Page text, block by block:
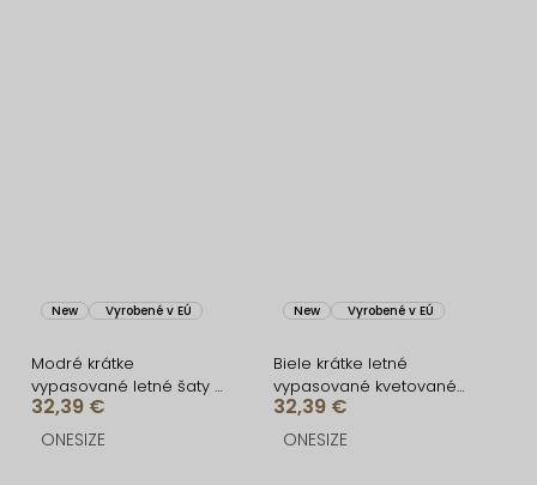
New Vyrobené v EÚ
Modré krátke
vypasované letné šaty s
citrónmi SOLARIS
32,39 €
ONESIZE
New Vyrobené v EÚ
Biele krátke letné
vypasované kvetované
šaty SOLARIS
32,39 €
ONESIZE